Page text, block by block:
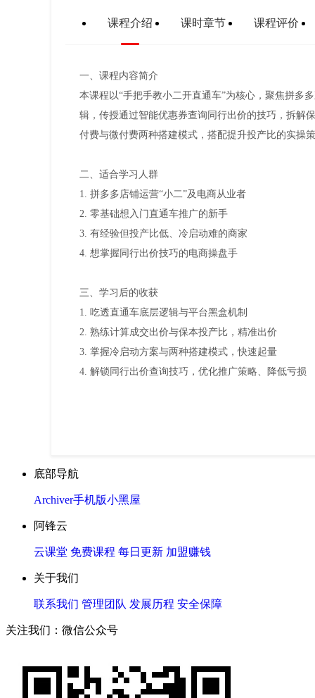
课程介绍 课时章节 课程评价
一、课程内容简介
本课程以“手把手教小二开直通车”为核心，聚焦拼多
辑，传授通过智能优惠券查询同行出价的技巧，拆解
付费与微付费两种搭建模式，搭配提升投产比的实操
二、适合学习人群
1. 拼多多店铺运营“小二”及电商从业者
2. 零基础想入门直通车推广的新手
3. 有经验但投产比低、冷启动难的商家
4. 想掌握同行出价技巧的电商操盘手
三、学习后的收获
1. 吃透直通车底层逻辑与平台黑盒机制
2. 熟练计算成交出价与保本投产比，精准出价
3. 掌握冷启动方案与两种搭建模式，快速起量
4. 解锁同行出价查询技巧，优化推广策略、降低亏损
底部导航
Archiver手机版小黑屋
阿锋云
云课堂 免费课程 每日更新 加盟赚钱
关于我们
联系我们 管理团队 发展历程 安全保障
关注我们：微信公众号